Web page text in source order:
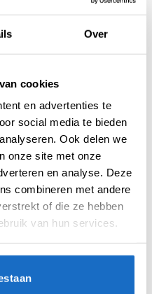
Over
cookies
en advertenties te
social media te bieden
Ook delen we
onze site met onze
en analyse. Deze
combineren met andere
of die ze hebben
van hun services.
een hoger niveau
Shafts! Deze
ontworpen voor
zodat je
van een
De
van sterkte en